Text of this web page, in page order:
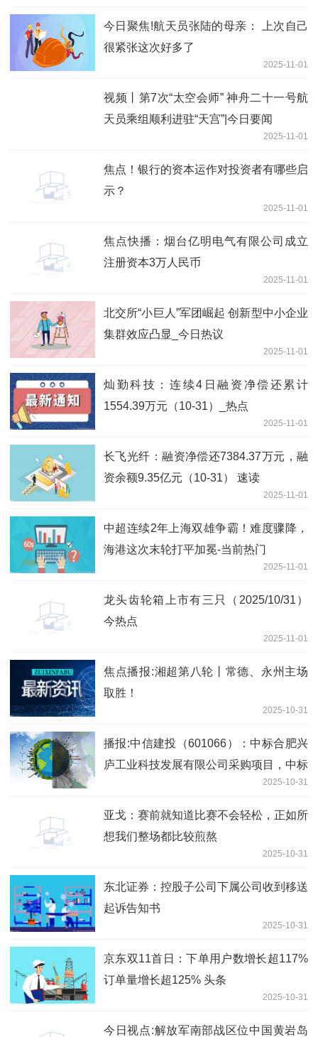
今日聚焦!航天员张陆的母亲： 上次自己
很紧张这次好多了
2025-11-01
视频丨第7次“太空会师” 神舟二十一号航
天员乘组顺利进驻“天宫”|今日要闻
2025-11-01
焦点！银行的资本运作对投资者有哪些启
示？
2025-11-01
焦点快播：烟台亿明电气有限公司成立
注册资本3万人民币
2025-11-01
北交所“小巨人”军团崛起 创新型中小企业
集群效应凸显_今日热议
2025-11-01
灿勤科技：连续4日融资净偿还累计
1554.39万元（10-31）_热点
2025-11-01
长飞光纤：融资净偿还7384.37万元，融
资余额9.35亿元（10-31） 速读
2025-11-01
中超连续2年上海双雄争霸！难度骤降，
海港这次末轮打平加冕-当前热门
2025-11-01
龙头齿轮箱上市有三只（2025/10/31）
今热点
2025-11-01
焦点播报:湘超第八轮丨常德、永州主场
取胜！
2025-10-31
播报:中信建投（601066）：中标合肥兴
庐工业科技发展有限公司采购项目，中标
2025-10-31
亚戈：赛前就知道比赛不会轻松，正如所
想我们整场都比较煎熬
2025-10-31
东北证券：控股子公司下属公司收到移送
起诉告知书
2025-10-31
京东双11首日：下单用户数增长超117%
订单量增长超125% 头条
2025-10-31
今日视点:解放军南部战区位中国黄岩岛